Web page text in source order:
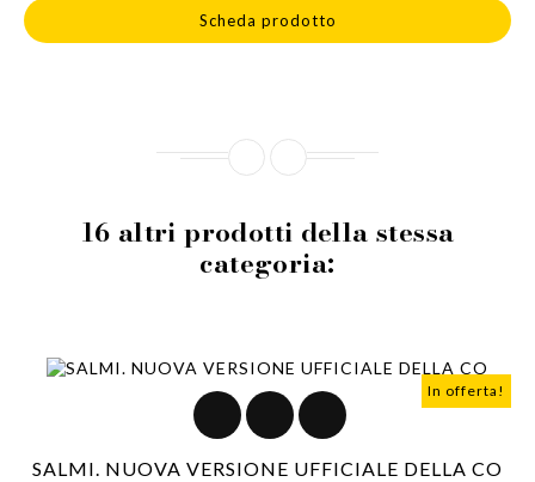
Scheda prodotto
16 altri prodotti della stessa
categoria:
In offerta!
SALMI. NUOVA VERSIONE UFFICIALE DELLA CO